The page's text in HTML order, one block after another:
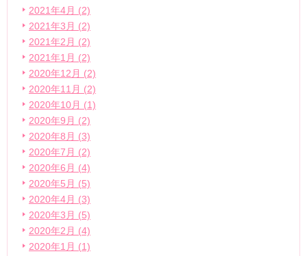
2021年4月 (2)
2021年3月 (2)
2021年2月 (2)
2021年1月 (2)
2020年12月 (2)
2020年11月 (2)
2020年10月 (1)
2020年9月 (2)
2020年8月 (3)
2020年7月 (2)
2020年6月 (4)
2020年5月 (5)
2020年4月 (3)
2020年3月 (5)
2020年2月 (4)
2020年1月 (1)